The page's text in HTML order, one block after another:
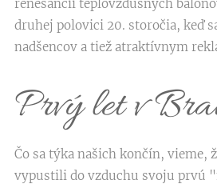
renesancii teplovzdušných
druhej polovici 20. storočia, keď
nadšencov a tiež atraktívnym
Prvý let v
Čo sa týka našich končín, vieme,
vypustili do vzduchu svoju prvú